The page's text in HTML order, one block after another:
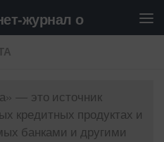
— это источник
кредитных продуктах и
банками и другими